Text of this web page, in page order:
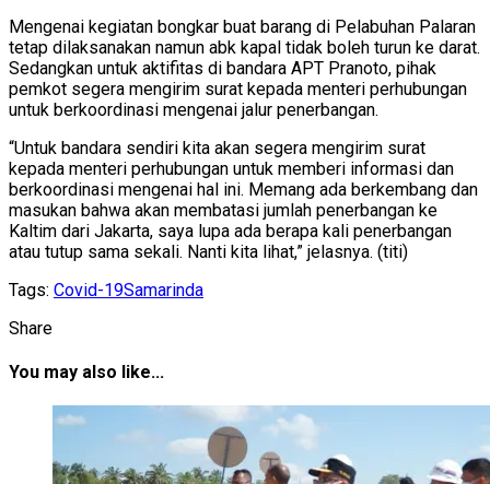
Mengenai kegiatan bongkar buat barang di Pelabuhan Palaran
tetap dilaksanakan namun abk kapal tidak boleh turun ke darat.
Sedangkan untuk aktifitas di bandara APT Pranoto, pihak
pemkot segera mengirim surat kepada menteri perhubungan
untuk berkoordinasi mengenai jalur penerbangan.
“Untuk bandara sendiri kita akan segera mengirim surat
kepada menteri perhubungan untuk memberi informasi dan
berkoordinasi mengenai hal ini. Memang ada berkembang dan
masukan bahwa akan membatasi jumlah penerbangan ke
Kaltim dari Jakarta, saya lupa ada berapa kali penerbangan
atau tutup sama sekali. Nanti kita lihat,” jelasnya. (titi)
Tags: Covid-19Samarinda
Share
You may also like...